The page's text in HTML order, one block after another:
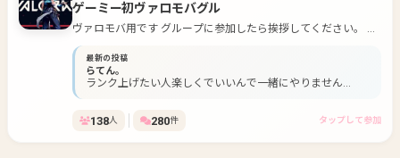
ゲーミー初ヴァロモバグル
ヴァロモバ用です グループに参加したら挨拶してください。 ※
常識のない方、マナーが守れない人は退出してもらいます。
最新の投稿
らてん。
ランク上げたい人楽しくでいいんで一緒にやりません
138人 280件 タップして参加